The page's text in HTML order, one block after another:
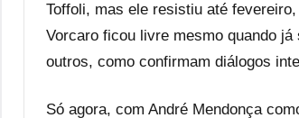
Toffoli, mas ele resistiu até
Vorcaro ficou livre mesmo quando
outros, como confirmam diálogos
Só agora, com André Mendonça